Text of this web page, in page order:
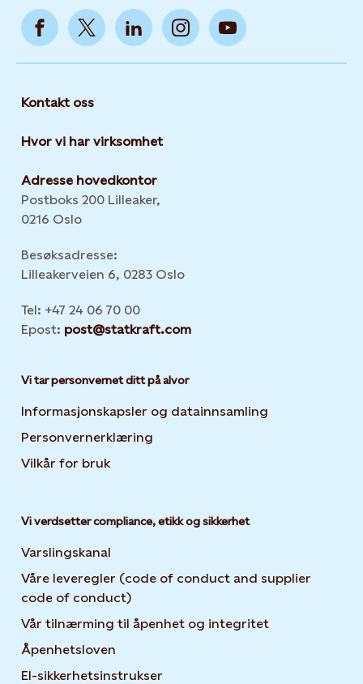
Kontakt oss
Hvor vi har virksomhet
Adresse hovedkontor
Postboks 200 Lilleaker,
0216 Oslo
Besøksadresse:
Lilleakerveien 6, 0283 Oslo
Tel: +47 24 06 70 00
Epost: post@statkraft.com
Vi tar personvernet ditt på alvor
Informasjonskapsler og datainnsamling
Personvernerklæring
Vilkår for bruk
Vi verdsetter compliance, etikk og sikkerhet
Varslingskanal
Våre leveregler (code of conduct and supplier
code of conduct)
Vår tilnærming til åpenhet og integritet
Åpenhetsloven
El-sikkerhetsinstrukser